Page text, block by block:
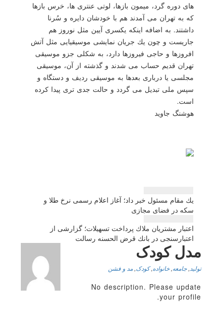
های دوره گرد، میمون بازها، لوتی عنتری ها، خرس بازها
كه به تهران می آمدند هم با خودشان دایره و سُرنا
داشتند. به اضافه اینكه یكسری آیین مثل نوروز هم
جاریست و چون یك جریان نمایشی موسیقیایی مثل آتش
افروزها و حاجی فیروزها دارد، به شكلی جزو موسیقی
تهران قدیم حساب می شدند و گذشته از آن، موسیقی
مجلسی یا درباری بعدها به موسیقی ردیف و دستگاه و
سپس ملی تبدیل می گردد و حالت جدی تری پیدا كرده
است.
هوشنگ جاوید
راهبری
نوشته
یك مقام مسئول خبر داد؛ آغاز اعلام رسمی نرخ طلا و
سكه در فضای مجازی
اعتبار مشتریان ملاك پرداخت تسهیلات؛ گزارشی از
اعتبارسنجی در بانك قرض الحسنه رسالت
مدل کودک
تولید ,جامعه,خانواده,کودک, مد و فشن
No description. Please update
your profile.